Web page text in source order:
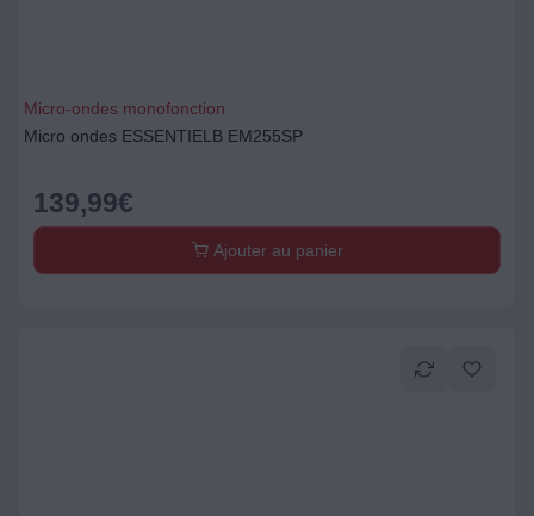
Micro-ondes monofonction
Micro ondes ESSENTIELB EM255SP
139,99€
Ajouter au panier